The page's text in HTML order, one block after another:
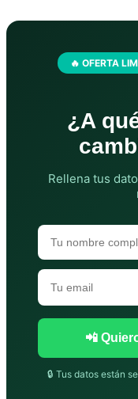
🔥 OFERTA
¿A
Rellena tus
📲
🔒 Tus datos están